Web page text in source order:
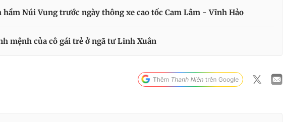
hầm Núi Vung trước ngày thông xe cao tốc Cam Lâm - Vĩnh Hảo
mệnh của cô gái trẻ ở ngã tư Linh Xuân